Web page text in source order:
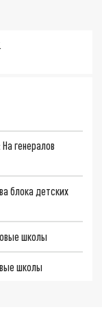
генералов
блока детских
школы
школы